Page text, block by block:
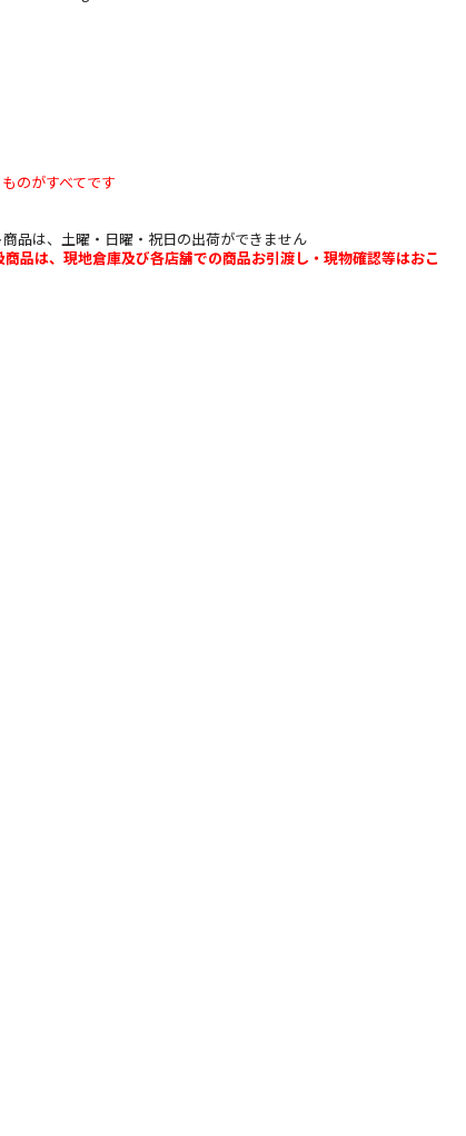
のがすべてです
品は、土曜・日曜・祝日の出荷ができません
品は、現地倉庫及び各店舗での商品お引渡し・現物確認等はおこ